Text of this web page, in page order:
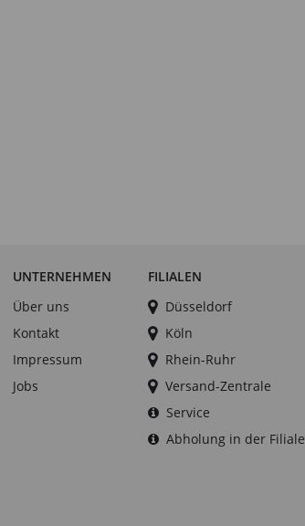
UNTERNEHMEN
Über uns
Kontakt
Impressum
Jobs
FILIALEN
Düsseldorf
Köln
Rhein-Ruhr
Versand-Zentrale
Service
Abholung in der Filiale